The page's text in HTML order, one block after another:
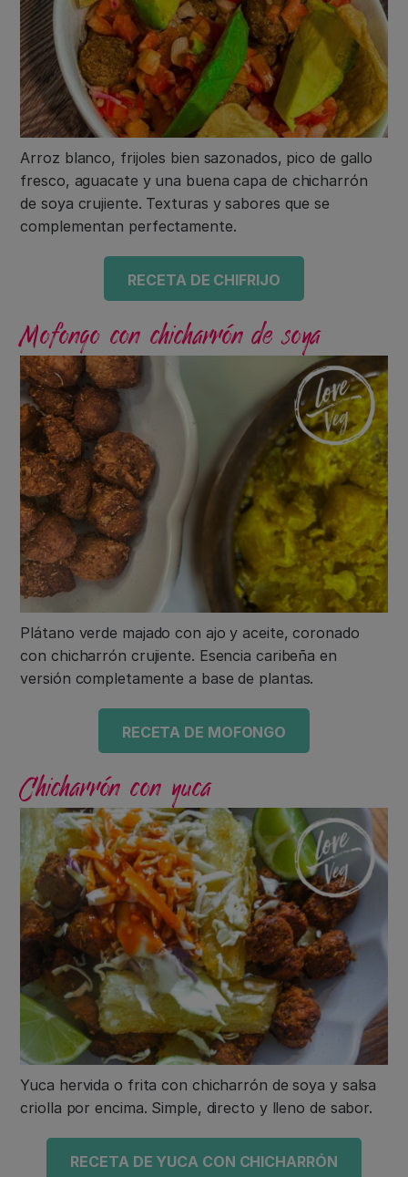
Arroz blanco, frijoles bien sazonados, pico de gallo
fresco, aguacate y una buena capa de chicharrón
de soya crujiente. Texturas y sabores que se
complementan perfectamente.
RECETA DE CHIFRIJO
Mofongo con chicharrón de soya
Plátano verde majado con ajo y aceite, coronado
con chicharrón crujiente. Esencia caribeña en
versión completamente a base de plantas.
RECETA DE MOFONGO
Chicharrón con yuca
Yuca hervida o frita con chicharrón de soya y salsa
criolla por encima. Simple, directo y lleno de sabor.
RECETA DE YUCA CON CHICHARRÓN